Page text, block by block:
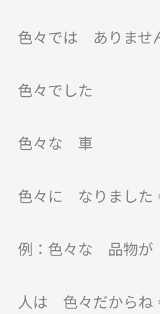
色々では ありませ
色々でした
色々な 車
色々に なりました
例：色々な 品物が
人は 色々だからね